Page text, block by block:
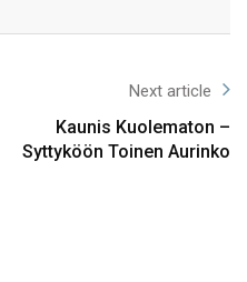
Next article
Kaunis Kuolematon –
Syttyköön Toinen Aurinko